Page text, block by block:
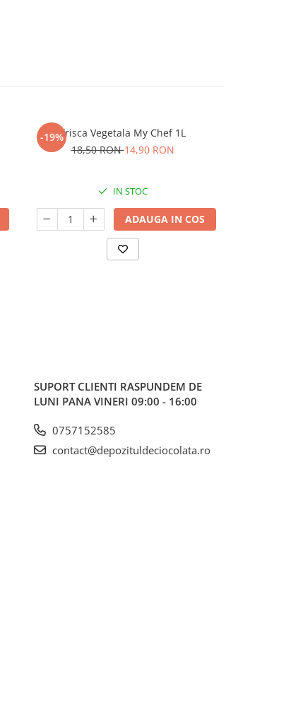
-19%Frisca Vegetala My Chef 1L
18,50 RON14,90 RON
IN STOC
ADAUGA IN COS
SUPORT CLIENTI RASPUNDEM DE
LUNI PANA VINERI 09:00 - 16:00
0757152585
contact@depozituldeciocolata.ro